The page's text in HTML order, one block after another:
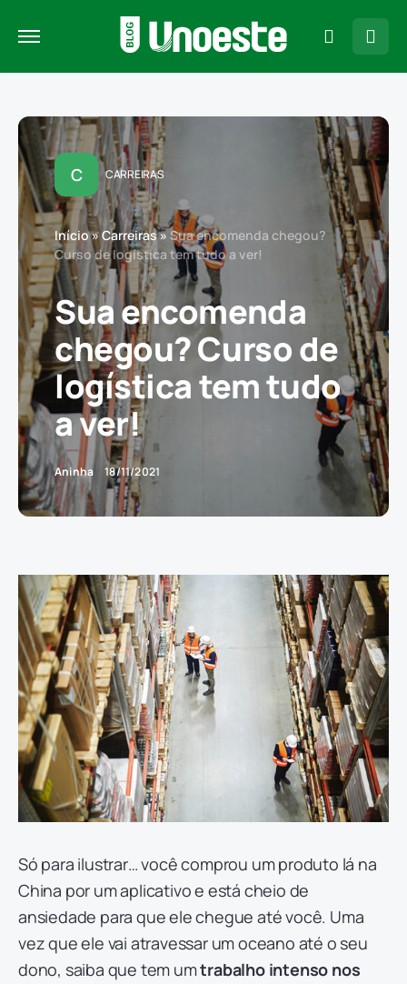
C CARREIRAS
Início»Carreiras»Sua encomenda chegou?
Curso de logística tem tudo a ver!
Sua encomenda
chegou? Curso de
logística tem tudo
a ver!
Aninha 18/11/2021
Só para ilustrar… você comprou um produto lá na
China por um aplicativo e está cheio de
ansiedade para que ele chegue até você. Uma
vez que ele vai atravessar um oceano até o seu
dono, saiba que tem umtrabalho intenso nos